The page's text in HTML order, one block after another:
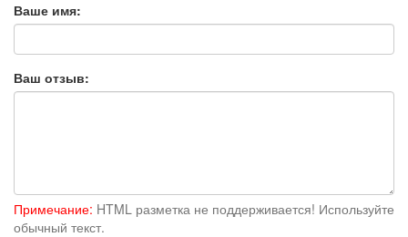
Ваше имя:
Ваш отзыв:
Примечание: HTML разметка не поддерживается! Используйте
обычный текст.